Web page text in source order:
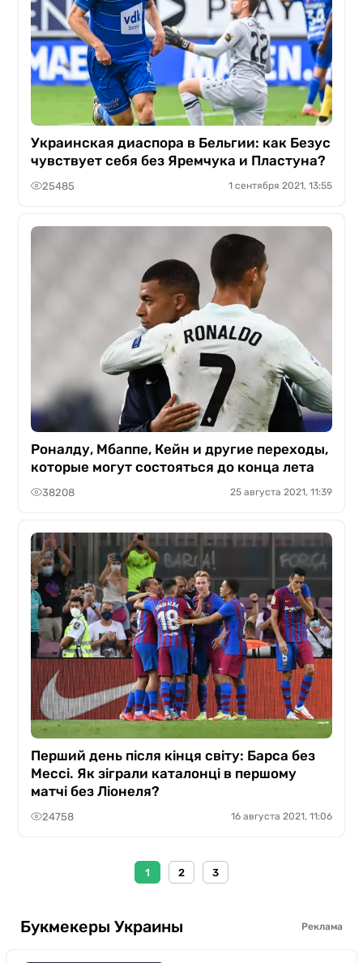
Украинская диаспора в Бельгии: как Безус
чувствует себя без Яремчука и Пластуна?
25485 1 сентября 2021, 13:55
Роналду, Мбаппе, Кейн и другие переходы,
которые могут состояться до конца лета
38208 25 августа 2021, 11:39
Перший день після кінця світу: Барса без
Мессі. Як зіграли каталонці в першому
матчі без Ліонеля?
24758 16 августа 2021, 11:06
1 2 3
Букмекеры Украины Реклама